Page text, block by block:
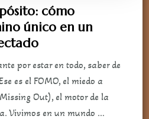
cómo
único en un
por estar en todo, saber de
es el FOMO, el miedo a
Out), el motor de la
Vivimos en un mundo …